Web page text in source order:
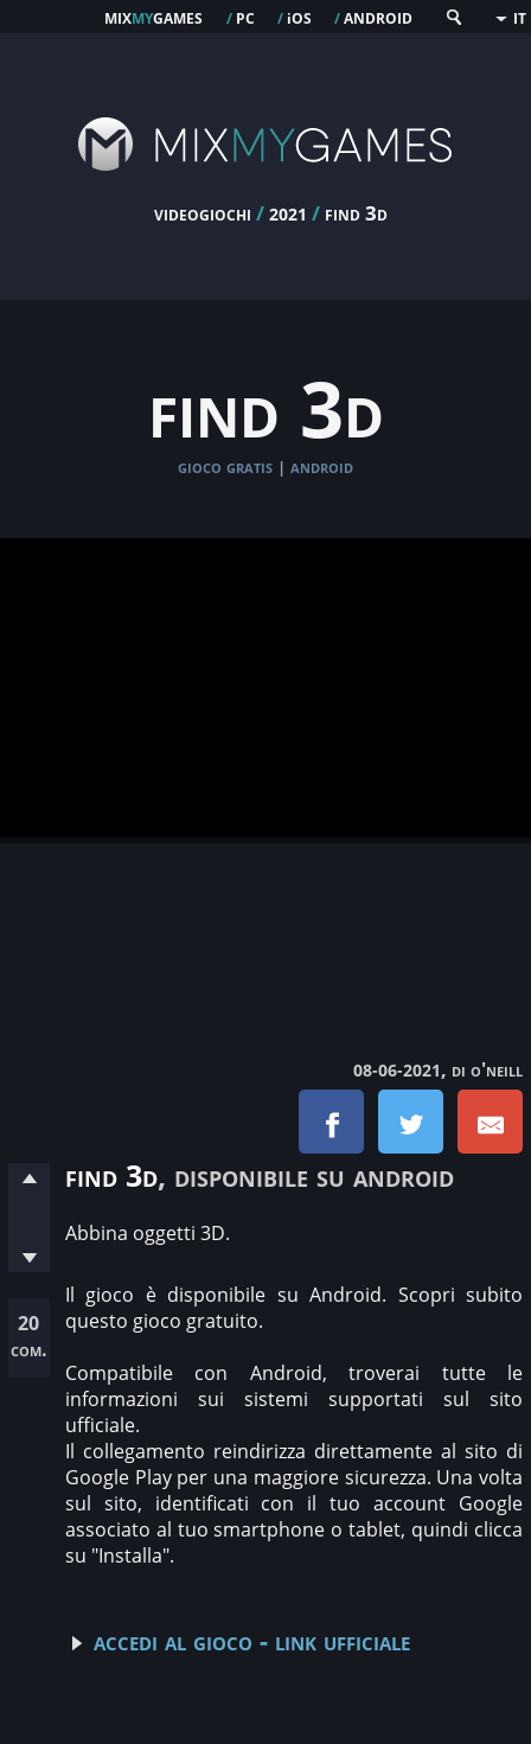
mixmygames / pc / ios /android IT
videogiochi / 2021 /find 3d
find 3d
gioco gratis | android
08-06-2021, di o'neill
20
com.
find 3d, disponibile su android
Abbina oggetti 3D.
Il gioco è disponibile su Android. Scopri subito
questo gioco gratuito.
Compatibile con Android, troverai tutte le
informazioni sui sistemi supportati sul sito
ufficiale.
Il collegamento reindirizza direttamente al sito di
Google Play per una maggiore sicurezza. Una volta
sul sito, identificati con il tuo account Google
associato al tuo smartphone o tablet, quindi clicca
su "Installa".
accedi al gioco - link ufficiale